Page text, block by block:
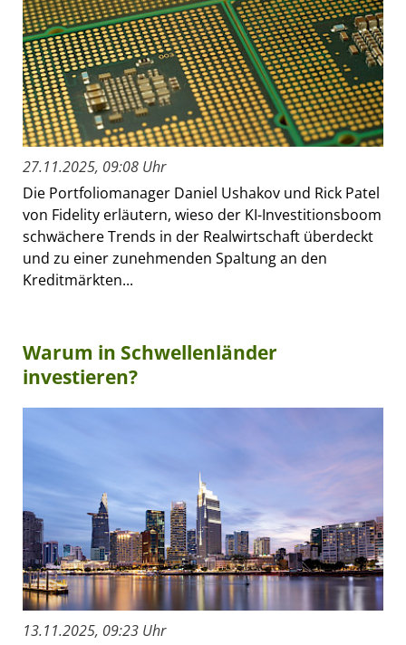
27.11.2025, 09:08 Uhr
Die Portfoliomanager Daniel Ushakov und Rick Patel
von Fidelity erläutern, wieso der KI-Investitionsboom
schwächere Trends in der Realwirtschaft überdeckt
und zu einer zunehmenden Spaltung an den
Kreditmärkten...
Warum in Schwellenländer
investieren?
13.11.2025, 09:23 Uhr